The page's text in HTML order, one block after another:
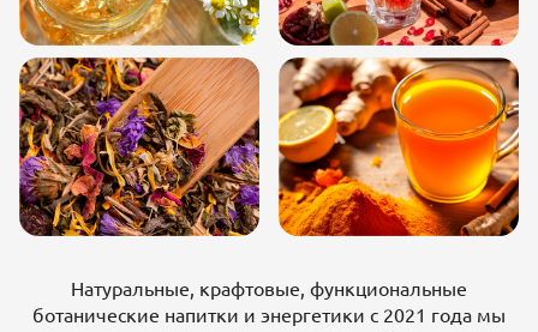
Натуральные, крафтовые, функциональные
ботанические напитки и энергетики с 2021 года мы